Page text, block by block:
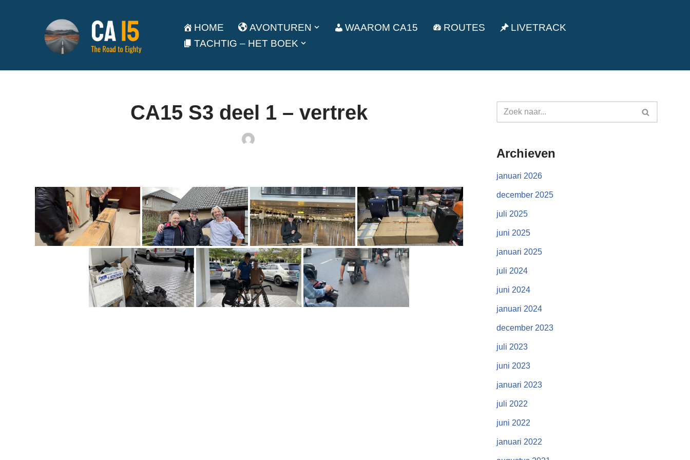
inhoud
HOME AVONTUREN WAAROM CA15 ROUTES
LIVETRACK
TACHTIG – HET BOEK
CA15 S3 deel 1 – vertrek
Archieven
januari 2026
december 2025
juli 2025
juni 2025
januari 2025
juli 2024
juni 2024
januari 2024
december 2023
juli 2023
juni 2023
januari 2023
juli 2022
juni 2022
januari 2022